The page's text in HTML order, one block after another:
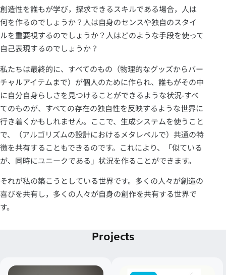
創造性を誰もが学び，探求できるスキルである場合，人は
何を作るのでしょうか？人は自身のセンスや独自のスタイ
ルを重要視するのでしょうか？人はどのような手段を使って
自己表現するのでしょうか？
私たちは最終的に、すべてのもの（物理的なグッズからバー
チャルアイテムまで）が個人のために作られ、誰もがその中
に自分自身らしさを見つけることができるような状況-すべ
てのものが、すべての存在の独自性を反映するような世界に
行き着くかもしれません。ここで、生成システムを使うこと
で、（アルゴリズムの設計におけるメタレベルで）共通の特
徴を共有することもできるのです。これにより、「似ている
が、同時にユニークである」状況を作ることができます。
それが私の築こうとしている世界です。多くの人々が創造の
喜びを共有し，多くの人々が自身の創作を共有する世界で
す。
Projects